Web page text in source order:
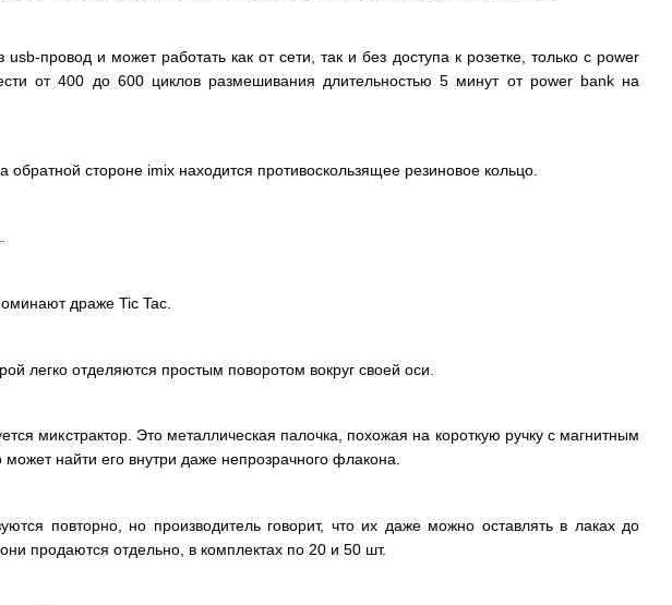
провод и может работать как от сети, так и без доступа к розетке, только с power
от 400 до 600 циклов размешивания длительностью 5 минут от power bank на
стороне imix находится противоскользящее резиновое кольцо.
драже Tic Tac.
легко отделяются простым поворотом вокруг своей оси.
микстрактор. Это металлическая палочка, похожая на короткую ручку с магнитным
найти его внутри даже непрозрачного флакона.
повторно, но производитель говорит, что их даже можно оставлять в лаках до
продаются отдельно, в комплектах по 20 и 50 шт.